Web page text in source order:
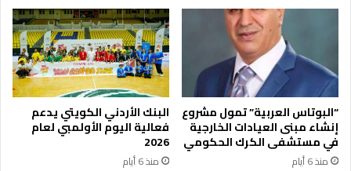
ري
ع
ش
ا
ئ
ر
س
“البوتاس العربية” تمول مشروع
إنشاء مبنى العيادات الخارجية
في مستشفى الكرك الحكومي
منذ 6 أيام
البنك الأردني الكويتي يدعم
فعالية اليوم الأولمبي لعام
2026
منذ 6 أيام